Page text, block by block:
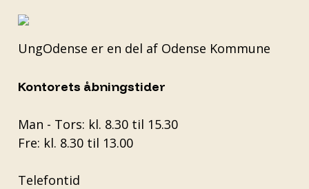
UngOdense er en del af Odense Kommune
Kontorets åbningstider
Man - Tors: kl. 8.30 til 15.30
Fre: kl. 8.30 til 13.00
Telefontid